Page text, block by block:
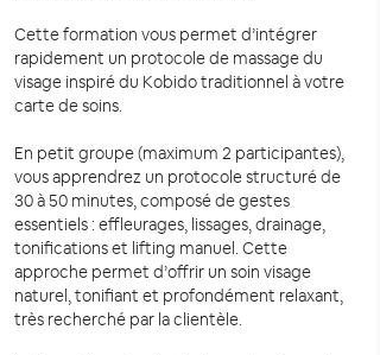
Cette formation vous permet d’intégrer
rapidement un protocole de massage du
visage inspiré du Kobido traditionnel à votre
carte de soins.
En petit groupe (maximum 2 participantes),
vous apprendrez un protocole structuré de
30 à 50 minutes, composé de gestes
essentiels : effleurages, lissages, drainage,
tonifications et lifting manuel. Cette
approche permet d’offrir un soin visage
naturel, tonifiant et profondément relaxant,
très recherché par la clientèle.